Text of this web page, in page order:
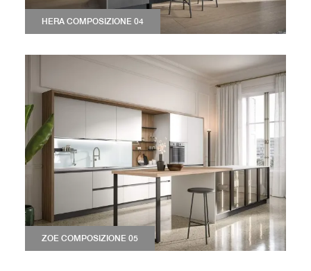
HERA COMPOSIZIONE 04
ZOE COMPOSIZIONE 05